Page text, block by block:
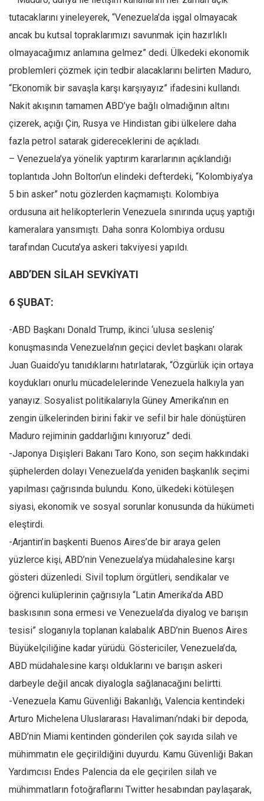
tutacaklarını yineleyerek, “Venezuela’da işgal olmayacak
ancak bu kutsal topraklarımızı savunmak için hazırlıklı
olmayacağımız anlamına gelmez” dedi. Ülkedeki ekonomik
problemleri çözmek için tedbir alacaklarını belirten Maduro,
“Ekonomik bir savaşla karşı karşıyayız” ifadesini kullandı.
Nakit akışının tamamen ABD’ye bağlı olmadığının altını
çizerek, açığı Çin, Rusya ve Hindistan gibi ülkelere daha
fazla petrol satarak gidereceklerini de açıkladı.
– Venezuela’ya yönelik yaptırım kararlarının açıklandığı
toplantıda John Bolton’un elindeki defterdeki, “Kolombiya’ya
5 bin asker” notu gözlerden kaçmamıştı. Kolombiya
ordusuna ait helikopterlerin Venezuela sınırında uçuş yaptığı
kameralara yansımıştı. Daha sonra Kolombiya ordusu
tarafından Cucuta’ya askeri takviyesi yapıldı.
ABD’DEN SİLAH SEVKİYATI
6 ŞUBAT:
-ABD Başkanı Donald Trump, ikinci ‘ulusa sesleniş’
konuşmasında Venezuela’nın geçici devlet başkanı olarak
Juan Guaido’yu tanıdıklarını hatırlatarak, “Özgürlük için ortaya
koydukları onurlu mücadelelerinde Venezuela halkıyla yan
yanayız. Sosyalist politikalarıyla Güney Amerika’nın en
zengin ülkelerinden birini fakir ve sefil bir hale dönüştüren
Maduro rejiminin gaddarlığını kınıyoruz” dedi.
-Japonya Dışişleri Bakanı Taro Kono, son seçim hakkındaki
şüphelerden dolayı Venezuela’da yeniden başkanlık seçimi
yapılması çağrısında bulundu. Kono, ülkedeki kötüleşen
siyasi, ekonomik ve sosyal sorunlar konusunda da hükümeti
eleştirdi.
-Arjantin’in başkenti Buenos Aires’de bir araya gelen
yüzlerce kişi, ABD’nin Venezuela’ya müdahalesine karşı
gösteri düzenledi. Sivil toplum örgütleri, sendikalar ve
öğrenci kulüplerinin çağrısıyla “Latin Amerika’da ABD
baskısının sona ermesi ve Venezuela’da diyalog ve barışın
tesisi” sloganıyla toplanan kalabalık ABD’nin Buenos Aires
Büyükelçiliğine kadar yürüdü. Göstericiler, Venezuela’da,
ABD müdahalesine karşı olduklarını ve barışın askeri
darbeyle değil ancak diyalogla sağlanacağını belirtti.
-Venezuela Kamu Güvenliği Bakanlığı, Valencia kentindeki
Arturo Michelena Uluslararası Havalimanı’ndaki bir depoda,
ABD’nin Miami kentinden gönderilen çok sayıda silah ve
mühimmatın ele geçirildiğini duyurdu. Kamu Güvenliği Bakan
Yardımcısı Endes Palencia da ele geçirilen silah ve
mühimmatların fotoğraflarını Twitter hesabından paylaşarak,